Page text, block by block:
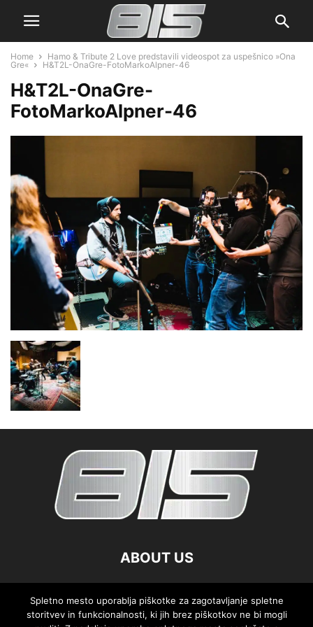
Home
Hamo & Tribute 2 Love predstavili videospot za uspešnico »Ona
Gre«
H&T2L-OnaGre-FotoMarkoAlpner-46
H&T2L-OnaGre-
FotoMarkoAlpner-46
ABOUT US
FOLLOW US
Spletno mesto uporablja piškotke za zagotavljanje spletne
storitvev in funkcionalnosti, ki jih brez piškotkov ne bi mogli